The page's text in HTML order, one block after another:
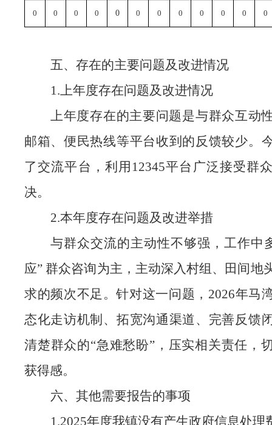
0 0 0 0 0 0 0 0 0 0 0 0
五、存在的主要问题及改进情况
1.上年度存在问题及改进情况
上年度存在的主要问题是与群众互动
邮箱、便民热线等平台收到的反馈较少。
了交流平台，利用 12345平台广泛接受群
决。
2.本年度存在问题及改进举措
与群众交流的主动性不够强，工作中
应” 群众咨询为主，主动深入村组、田间地
求的频次不足。针对这一问题，2026年马
态化走访机制、拓宽沟通渠道、完善反馈
清楚群众的“急难愁盼”，压实相关责任，
获得感。
六、其他需要报告的事项
1.2025年度我镇没有产生政府信息处理